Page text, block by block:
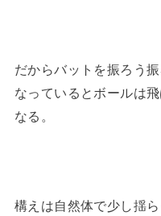
だからバットを振ろう
なっているとボールは
なる。
構えは自然体で少し揺ら